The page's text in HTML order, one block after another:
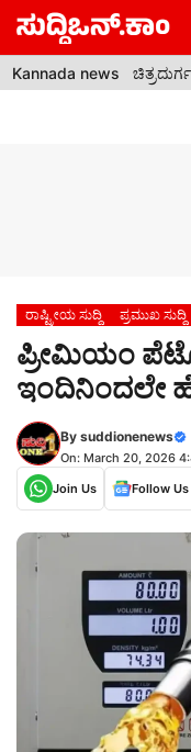
Skip
content
Kannada news ಚಿತ್ರದುರ್ಗ
ರಾಷ್ಟ್ರೀಯ ಸುದ್ದಿ ಪ್ರಮುಖ ಸುದ್ದಿ
ಪ್ರೀಮಿಯಂ
ಇಂದಿನಿಂದಲೇ
By suddionenews
On: March 20, 2026
Join Us
Follow Us